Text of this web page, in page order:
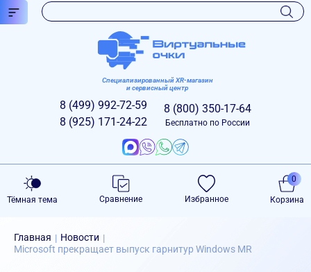
Специализированный XR-магазин
и сервисный центр
8 (499) 992-72-59
8 (925) 171-24-22
8 (800) 350-17-64
Бесплатно по России
Тёмная тема Сравнение Избранное Корзина
0
Главная | Новости |
Microsoft прекращает выпуск гарнитур Windows MR